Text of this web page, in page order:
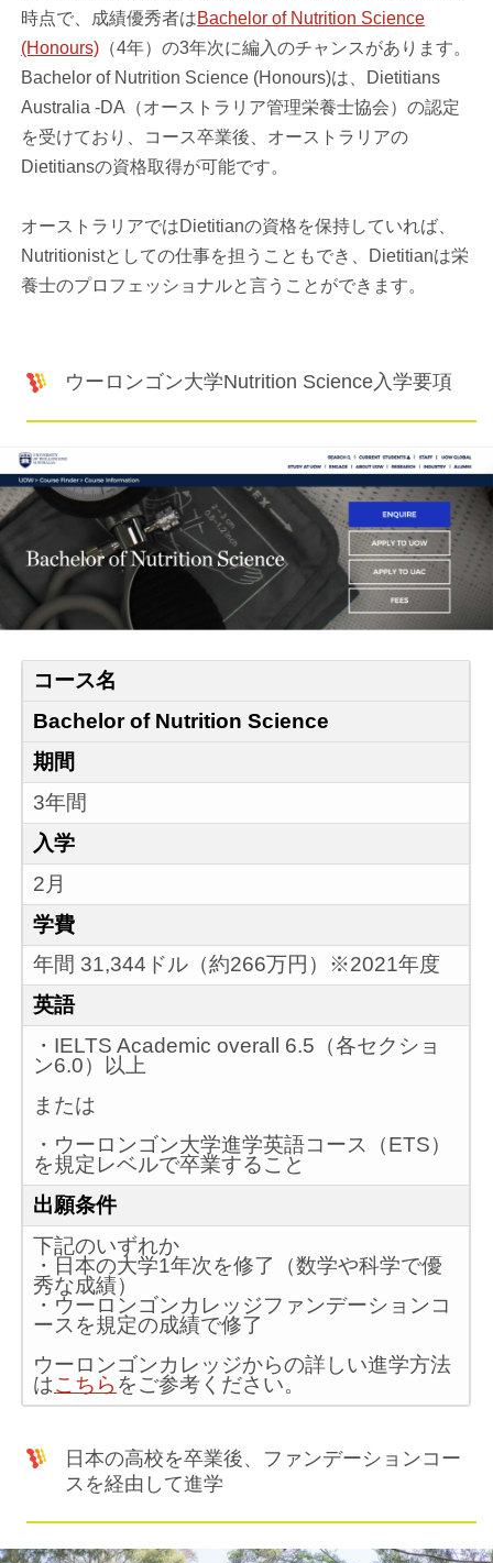
時点で、成績優秀者はBachelor of Nutrition Science
(Honours) （4年）の3年次に編入のチャンスがあります。
Bachelor of Nutrition Science (Honours)は、Dietitians
Australia -DA（オーストラリア管理栄養士協会）の認定
を受けており、コース卒業後、オーストラリアの
Dietitiansの資格取得が可能です。
オーストラリアではDietitianの資格を保持していれば、
Nutritionistとしての仕事を担うこともでき、Dietitianは栄
養士のプロフェッショナルと言うことができます。
ウーロンゴン大学Nutrition Science入学要項
コース名
Bachelor of Nutrition Science
期間
3年間
入学
2月
学費
年間 31,344ドル（約266万円）※2021年度
英語
・IELTS Academic overall 6.5（各セクショ
ン6.0）以上
または
・ウーロンゴン大学進学英語コース（ETS）
を規定レベルで卒業すること
出願条件
下記のいずれか
・日本の大学1年次を修了（数学や科学で優
秀な成績）
・ウーロンゴンカレッジファンデーションコ
ースを規定の成績で修了
ウーロンゴンカレッジからの詳しい進学方法
はこちら をご参考ください。
日本の高校を卒業後、ファンデーションコー
スを経由して進学